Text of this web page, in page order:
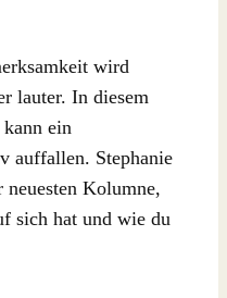
wird
lauter. In diesem
ein
auffallen. Stephanie
Kolumne,
sich hat und wie du